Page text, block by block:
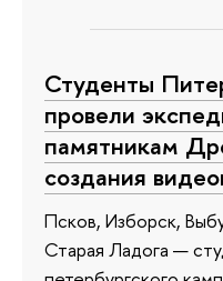
Студенты
провели
памятникам
создания
Псков, Изборск,
Старая Ладога —